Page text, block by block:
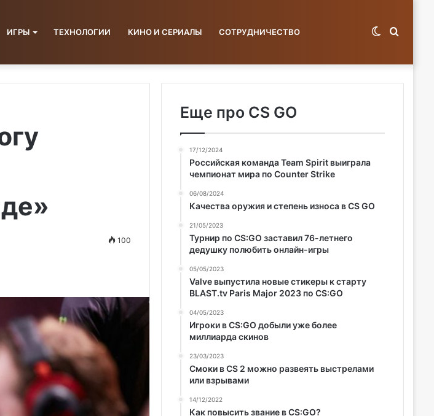
ИГРЫ ТЕХНОЛОГИИ КИНО И СЕРИАЛЫ СОТРУДНИЧЕСТВО Switch
100
Еще про CS GO
17/12/2024
Российская команда Team Spirit выиграла
чемпионат мира по Counter Strike
06/08/2024
Качества оружия и степень износа в CS GO
21/05/2023
Турнир по CS:GO заставил 76-летнего
дедушку полюбить онлайн-игры
05/05/2023
Valve выпустила новые стикеры к старту
BLAST.tv Paris Major 2023 по CS:GO
04/05/2023
Игроки в CS:GO добыли уже более
миллиарда скинов
23/03/2023
Смоки в CS 2 можно развеять выстрелами
или взрывами
14/12/2022
Как повысить звание в CS:GO?